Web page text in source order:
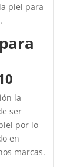
piel para
la
ser
por lo
en
marcas.